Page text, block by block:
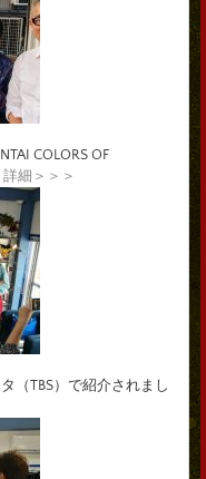
COLORS OF
詳細＞＞＞
（TBS）で紹介されまし